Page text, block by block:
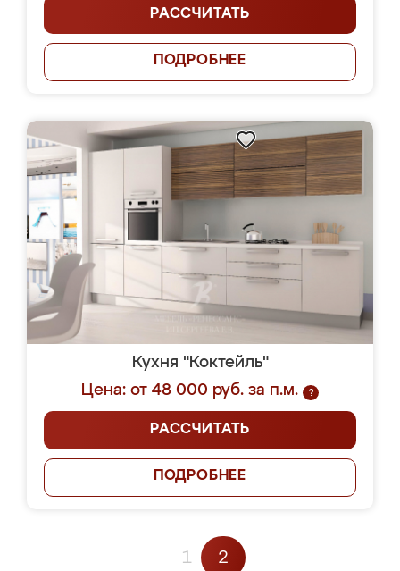
РАССЧИТАТЬ
ПОДРОБНЕЕ
Кухня "Коктейль"
Цена: от 48 000 руб. за п.м.
?
РАССЧИТАТЬ
ПОДРОБНЕЕ
1 2